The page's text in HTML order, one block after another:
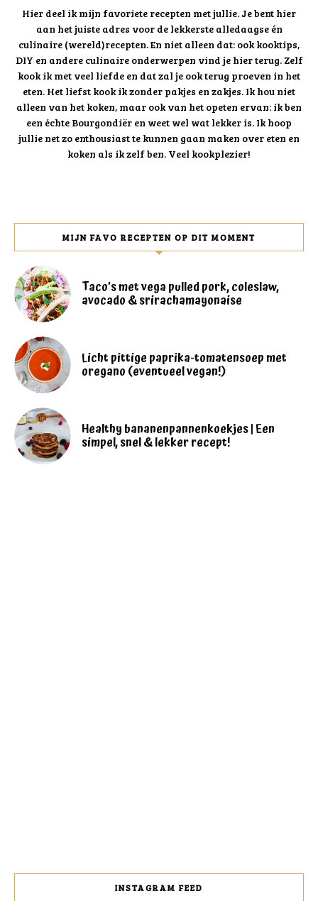
Hier deel ik mijn favoriete recepten met jullie. Je bent hier
aan het juiste adres voor de lekkerste alledaagse én
culinaire (wereld)recepten. En niet alleen dat: ook kooktips,
DIY en andere culinaire onderwerpen vind je hier terug. Zelf
kook ik met veel liefde en dat zal je ook terug proeven in het
eten. Het liefst kook ik zonder pakjes en zakjes. Ik hou niet
alleen van het koken, maar ook van het opeten ervan: ik ben
een échte Bourgondiër en weet wel wat lekker is. Ik hoop
jullie net zo enthousiast te kunnen gaan maken over eten en
koken als ik zelf ben. Veel kookplezier!
MIJN FAVO RECEPTEN OP DIT MOMENT
Taco’s met vega pulled pork, coleslaw,
avocado & srirachamayonaise
Licht pittige paprika-tomatensoep met
oregano (eventueel vegan!)
Healthy bananenpannenkoekjes | Een
simpel, snel & lekker recept!
INSTAGRAM FEED